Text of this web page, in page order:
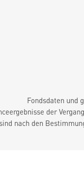
Fondsdaten und
der
nach den